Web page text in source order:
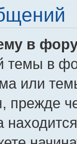
в
темы в
или
прежде